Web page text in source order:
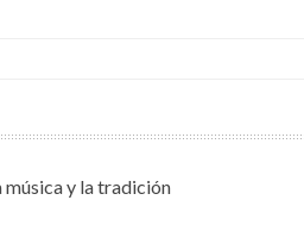
música y la tradición